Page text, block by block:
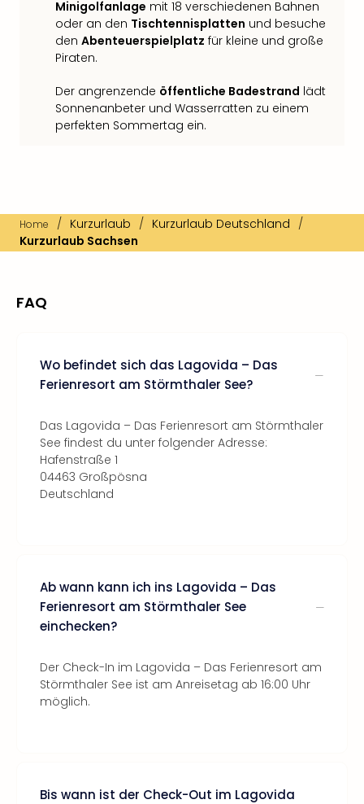
Minigolfanlage mit 18 verschiedenen Bahnen
oder an den Tischtennisplatten und besuche
den Abenteuerspielplatz für kleine und große
Piraten.
Der angrenzende öffentliche Badestrand lädt
Sonnenanbeter und Wasserratten zu einem
perfekten Sommertag ein.
Home / Kurzurlaub / Kurzurlaub Deutschland /
Kurzurlaub Sachsen
FAQ
Wo befindet sich das Lagovida – Das
Ferienresort am Störmthaler See?
Das Lagovida – Das Ferienresort am Störmthaler
See findest du unter folgender Adresse:
Hafenstraße 1
04463 Großpösna
Deutschland
Ab wann kann ich ins Lagovida – Das
Ferienresort am Störmthaler See
einchecken?
Der Check-In im Lagovida – Das Ferienresort am
Störmthaler See ist am Anreisetag ab 16:00 Uhr
möglich.
Bis wann ist der Check-Out im Lagovida